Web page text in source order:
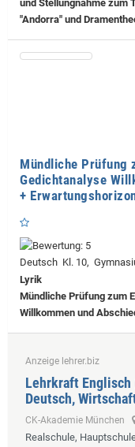
und Stellungnahme zum
"Andorra" und
Mündliche Prüfung
Gedichtanalyse
+
Deutsch Kl. 10,
Lyrik
Mündliche Prüfung zum
Willkommen und
Anzeige lehrer.biz
Lehrkraft
Deutsch,
CK-Akademie München
Realschule,